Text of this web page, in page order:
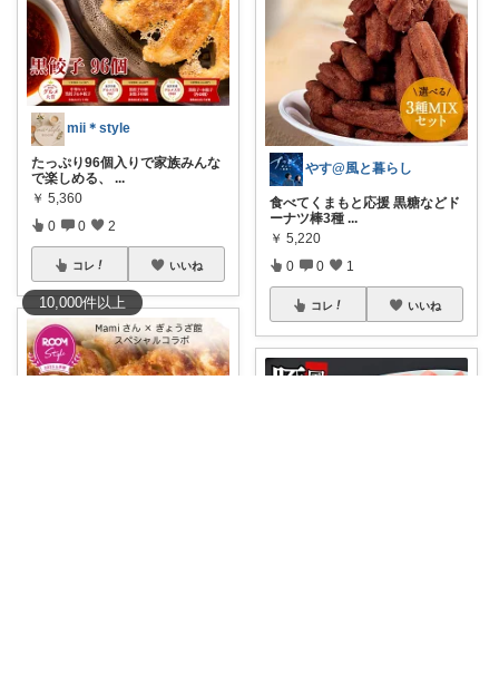
10,000件以上
mii＊style
たっぷり96個入りで家族みんな
で楽しめる、
...
￥ 5,360
0 0 2
コレ いいね
やす@風と暮らし
食べてくまもと応援 黒糖などド
ーナツ棒3種 ...
￥ 5,220
0 0 1
コレ いいね